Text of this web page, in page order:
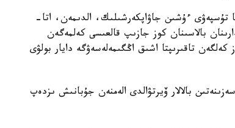
تۇسپەۋى ءۇشىن جاۋاپكەرشىلىك، الدىمەن، اتا-
بالاسىنان كوز جازىپ قالعىسى كەلمەگەن
تاقىرىپتا اشىق اڭگىمەلەسەۋگە دايار بولۋى
بالالار ۆيرتۋالدى الەمنەن جۇبانىش ىزدەپ